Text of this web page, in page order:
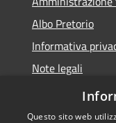
Albo Pretorio
Informativa
Note legali
Dichiarazione di
Questo sito web